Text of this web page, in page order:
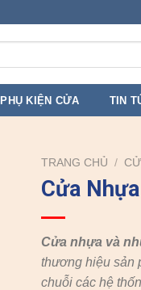
PHỤ KIỆN CỬA TIN
TRANG CHỦ /
Cửa
Cửa nhựa và
thương hiệu sản
chuỗi các hệ